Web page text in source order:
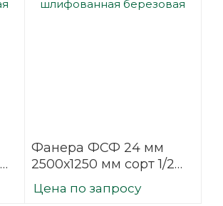
Фанера ФСФ 24 мм
2500х1250 мм сорт 1/2
шлифованная
березовая
Цена по запросу